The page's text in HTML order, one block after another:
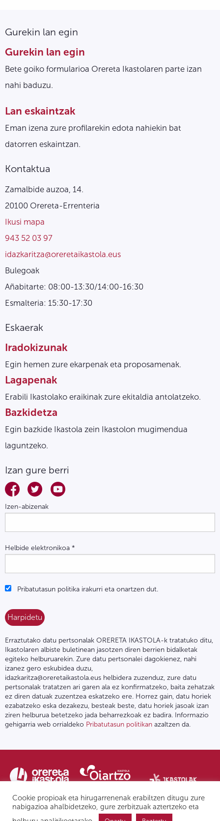
Gurekin lan egin
Gurekin lan egin
Bete goiko formularioa Orereta Ikastolaren parte izan
nahi baduzu.
Lan eskaintzak
Eman izena zure profilarekin edota nahiekin bat
datorren eskaintzan.
Kontaktua
Zamalbide auzoa, 14.
20100 Orereta-Errenteria
Ikusi mapa
943 52 03 97
idazkaritza@oreretaikastola.eus
Bulegoak
Añabitarte: 08:00-13:30/14:00-16:30
Esmalteria: 15:30-17:30
Eskaerak
Iradokizunak
Egin hemen zure ekarpenak eta proposamenak.
Lagapenak
Erabili Ikastolako eraikinak zure ekitaldia antolatzeko.
Bazkidetza
Egin bazkide Ikastola zein Ikastolon mugimendua
laguntzeko.
Izan gure berri
Izen-abizenak
Helbide elektronikoa *
Pribatutasun politika irakurri eta onartzen dut.
Erraztutako datu pertsonalak ORERETA IKASTOLA-k tratatuko ditu,
Ikastolaren albiste buletinean jasotzen diren berrien bidalketak
egiteko helburuarekin. Zure datu pertsonalei dagokienez, nahi
izanez gero eskubidea duzu,
idazkaritza@oreretaikastola.eus helbidera zuzenduz, zure datu
pertsonalak tratatzen ari garen ala ez konfirmatzeko, baita zehatzak
ez diren datuak zuzentzea eskatzeko ere. Horrez gain, datu horiek
ezabatzeko eska dezakezu, besteak beste, datu horiek jasoak izan
ziren helburua betetzeko jada beharrezkoak ez badira. Informazio
gehigarria web orrialdeko Pribatutasun politikan azaltzen da.
Cookie propioak eta hirugarrenenak erabiltzen ditugu zure
nabigazioa ahalbidetzeko, gure zerbitzuak aztertzeko eta